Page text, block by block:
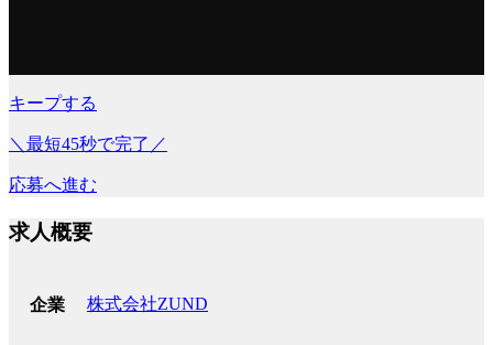
キープする
＼最短45秒で完了／
応募へ進む
求人概要
企業 株式会社ZUND